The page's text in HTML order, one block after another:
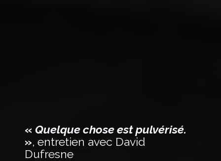
« Quelque chose est pulvérisé.
», entretien avec David
Dufresne